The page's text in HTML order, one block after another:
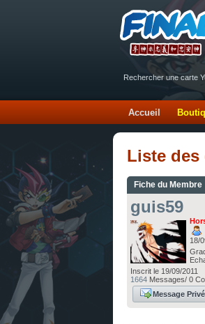
Rechercher une carte
Accueil
Liste des
Fiche du Membre
guis59
18/
Inscrit le 19/09/2011
1664 Messages/ 0
Message Privé